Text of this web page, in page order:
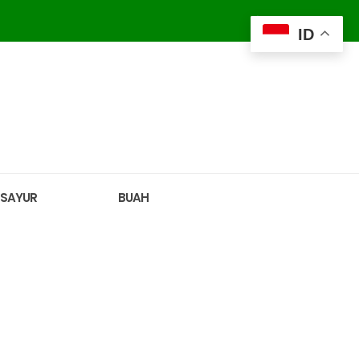
SAYUR BUAH
ID